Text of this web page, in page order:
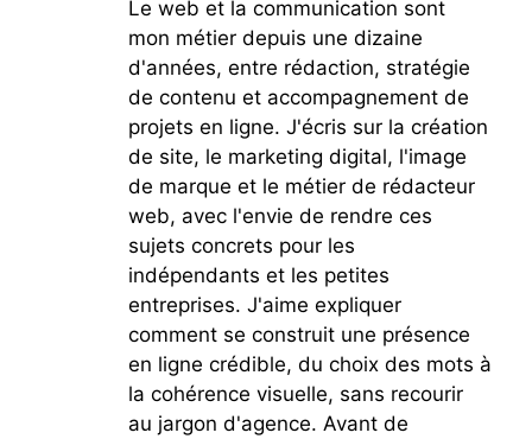
Le web et la communication sont
mon métier depuis une dizaine
d'années, entre rédaction, stratégie
de contenu et accompagnement de
projets en ligne. J'écris sur la création
de site, le marketing digital, l'image
de marque et le métier de rédacteur
web, avec l'envie de rendre ces
sujets concrets pour les
indépendants et les petites
entreprises. J'aime expliquer
comment se construit une présence
en ligne crédible, du choix des mots à
la cohérence visuelle, sans recourir
au jargon d'agence. Avant de